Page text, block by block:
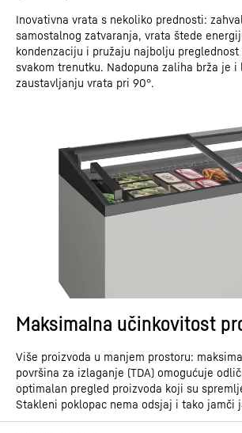
Inovativna vrata s nekoliko prednosti:
samostalnog zatvaranja, vrata štede
kondenzaciju i pružaju najbolju preglednost
svakom trenutku. Nadopuna zaliha brža je i
zaustavljanju vrata pri 90°.
Maksimalna učinkovitost
Više proizvoda u manjem prostoru:
površina za izlaganje (TDA) omogućuje
optimalan pregled proizvoda koji su
Stakleni poklopac nema odsjaj i tako jamči